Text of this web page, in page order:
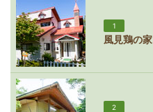
1
風見鶏の家
2